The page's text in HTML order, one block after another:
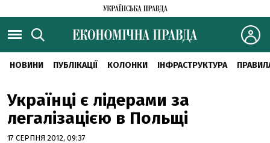
НОВИНИ ПУБЛІКАЦІЇ КОЛОНКИ ІНФРАСТРУКТУРА
Українці є лідерами за
легалізацією в Польщі
17 СЕРПНЯ 2012, 09:37